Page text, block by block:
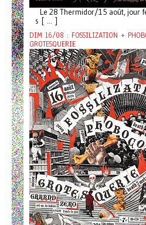
Le 28 Thermidor/15 août, jour
s [ ... ]
DIM 16/08 : FOSSILIZATION +
GROTESQUERIE